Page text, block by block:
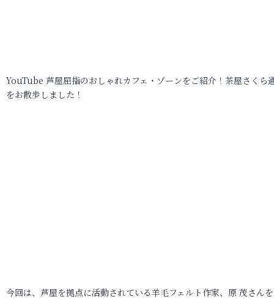
YouTube 芦屋屈指のおしゃれカフェ・ゾーンをご紹介！茶屋さくら
をお散歩しました！
今回は、芦屋を拠点に活動されている羊毛フェルト作家、原 茂さん